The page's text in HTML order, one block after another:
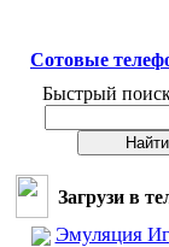
Сотовые
Быстрый
Загрузи в
Эмуляция